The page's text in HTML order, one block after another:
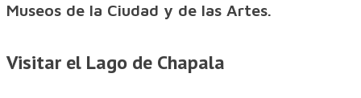
Museos de la Ciudad y de las Artes.
Visitar el Lago de Chapala